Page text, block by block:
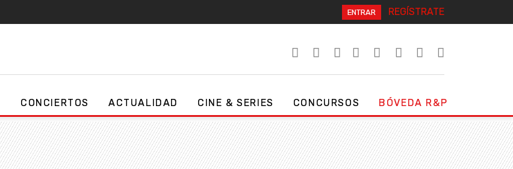
ENTRAR REGÍSTRATE
CONCIERTOS ACTUALIDAD CINE & SERIES CONCURSOS BÓVEDA R&P